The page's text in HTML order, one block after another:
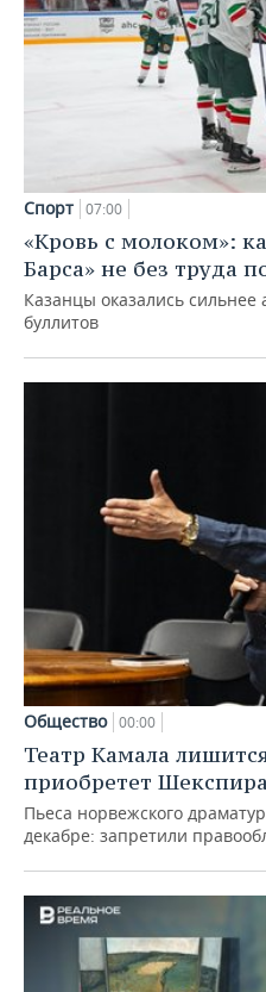
Спорт 07:00
«Кровь с молоком»:
Барса» не без труда
Казанцы оказались сильнее
буллитов
Общество 00:00
Театр Камала
приобретет Шекспира
Пьеса норвежского
декабре: запретили